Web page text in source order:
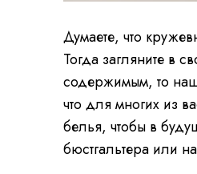
Думаете, что
Тогда загляните в
содержимым, то
что для многих из
белья, чтобы в
бюстгальтера или